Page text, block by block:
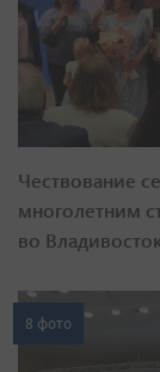
Чествование
многолетним
во
8 фото